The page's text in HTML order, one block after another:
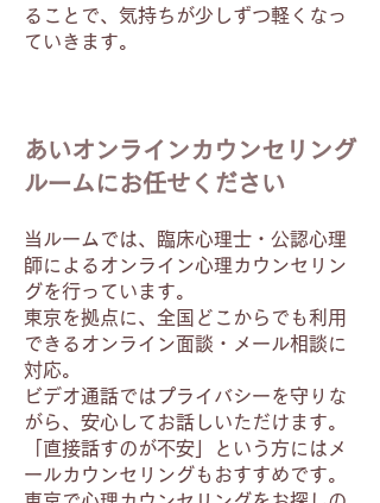
ることで、気持ちが少しずつ軽くなっ
ていきます。
あいオンラインカウンセリング
ルームにお任せください
当ルームでは、臨床心理士・公認心理
師によるオンライン心理カウンセリン
グを行っています。
東京を拠点に、全国どこからでも利用
できるオンライン面談・メール相談に
対応。
ビデオ通話ではプライバシーを守りな
がら、安心してお話しいただけます。
「直接話すのが不安」という方にはメ
ールカウンセリングもおすすめです。